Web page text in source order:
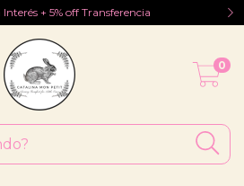
+ 5% off Transferencia
0